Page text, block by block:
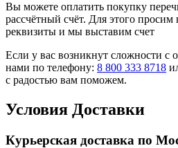
Вы можете оплатить покупку
рассчётный счёт. Для этого
реквизиты и мы выставим счет
Если у вас возникнут сложности с
нами по телефону: 8 800 333 8718
с радостью вам поможем.
Условия Доставки
Курьерская доставка по